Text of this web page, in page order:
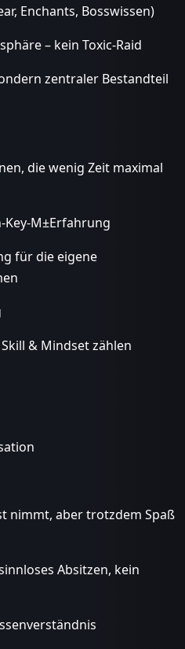
Enchants, Bosswissen)
– kein Toxic-Raid
zentraler Bestandteil
die wenig Zeit maximal
Key-M±Erfahrung
für die eigene
& Mindset zählen
nimmt, aber trotzdem Spaß
Absitzen, kein